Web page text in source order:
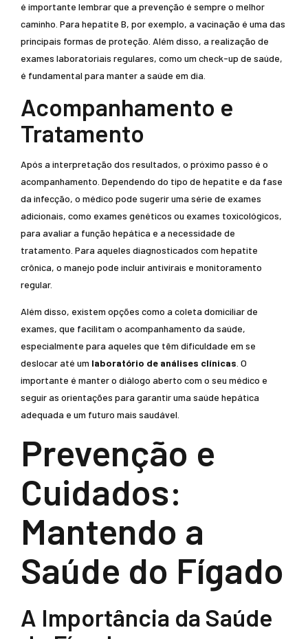
é importante lembrar que a prevenção é sempre o melhor
caminho. Para hepatite B, por exemplo, a vacinação é uma das
principais formas de proteção. Além disso, a realização de
exames laboratoriais regulares, como um check-up de saúde,
é fundamental para manter a saúde em dia.
Acompanhamento e
Tratamento
Após a interpretação dos resultados, o próximo passo é o
acompanhamento. Dependendo do tipo de hepatite e da fase
da infecção, o médico pode sugerir uma série de exames
adicionais, como exames genéticos ou exames toxicológicos,
para avaliar a função hepática e a necessidade de
tratamento. Para aqueles diagnosticados com hepatite
crônica, o manejo pode incluir antivirais e monitoramento
regular.
Além disso, existem opções como a coleta domiciliar de
exames, que facilitam o acompanhamento da saúde,
especialmente para aqueles que têm dificuldade em se
deslocar até um laboratório de análises clínicas . O
importante é manter o diálogo aberto com o seu médico e
seguir as orientações para garantir uma saúde hepática
adequada e um futuro mais saudável.
Prevenção e
Cuidados:
Mantendo a
Saúde do Fígado
A Importância da Saúde